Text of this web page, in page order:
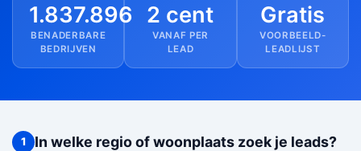
1.837.896
BENADERBARE
BEDRIJVEN
2 cent
VANAF PER
LEAD
Gratis
VOORBEELD-
LEADLIJST
1 In welke regio of woonplaats zoek je leads?